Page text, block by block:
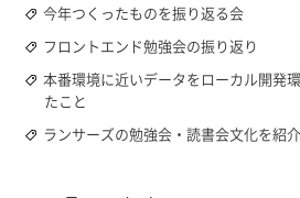
今年つくったものを振り返る会
フロントエンド勉強会の振り返り
本番環境に近いデータをローカル開発
たこと
ランサーズの勉強会・読書会文化を紹